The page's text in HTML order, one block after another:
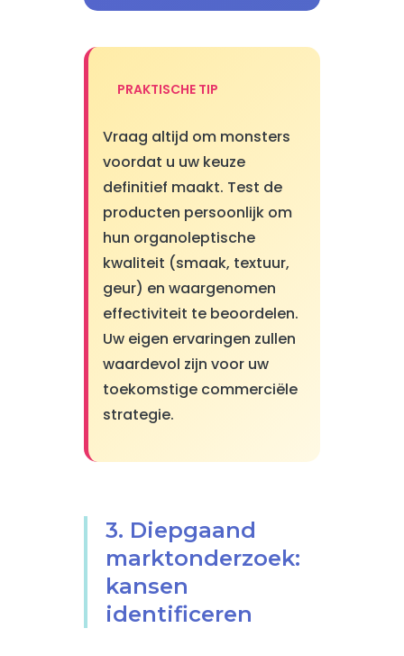
PRAKTISCHE TIP
Vraag altijd om monsters
voordat u uw keuze
definitief maakt. Test de
producten persoonlijk om
hun organoleptische
kwaliteit (smaak, textuur,
geur) en waargenomen
effectiviteit te beoordelen.
Uw eigen ervaringen zullen
waardevol zijn voor uw
toekomstige commerciële
strategie.
3. Diepgaand
marktonderzoek:
kansen
identificeren